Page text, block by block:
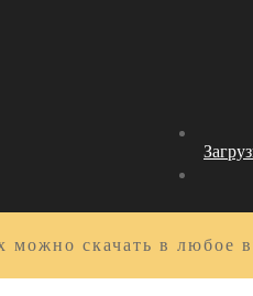
можно скачать в любое